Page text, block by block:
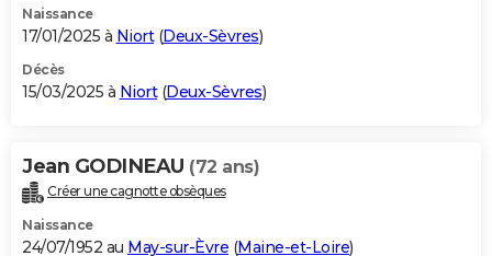
Naissance
17/01/2025 à Niort(Deux-Sèvres)
Décès
15/03/2025 à Niort(Deux-Sèvres)
Jean GODINEAU (72 ans)
Créer une cagnotte obsèques
Naissance
24/07/1952 au May-sur-Èvre (Maine-et-Loire)